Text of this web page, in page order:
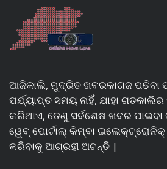
ଆଜିକାଲି, ମୁଦ୍ରିତ ଖବରକାଗଜ ପଢିବା
ପର୍ଯ୍ୟାପ୍ତ ସମୟ ନାହିଁ, ଯାହା
କରିଥାଏ, ତେଣୁ ସର୍ବଶେଷ ଖବର ପାଇବା
ୱେବ୍ ପୋର୍ଟାଲ୍ କିମ୍ବା
କରିବାକୁ ଆଗ୍ରହୀ ଅଟନ୍ତି |